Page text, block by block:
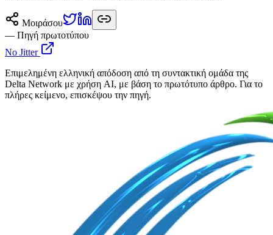
Μοιράσου
— Πηγή πρωτοτύπου
No Jitter
Επιμελημένη ελληνική απόδοση από τη συντακτική ομάδα της
Delta Network με χρήση AI, με βάση το πρωτότυπο άρθρο. Για το
πλήρες κείμενο, επισκέψου την πηγή.